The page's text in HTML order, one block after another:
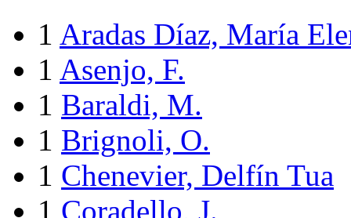
1 Aradas Díaz, María
1 Asenjo, F.
1 Baraldi, M.
1 Brignoli, O.
1 Chenevier, Delfín Tua
1 Coradello, J.